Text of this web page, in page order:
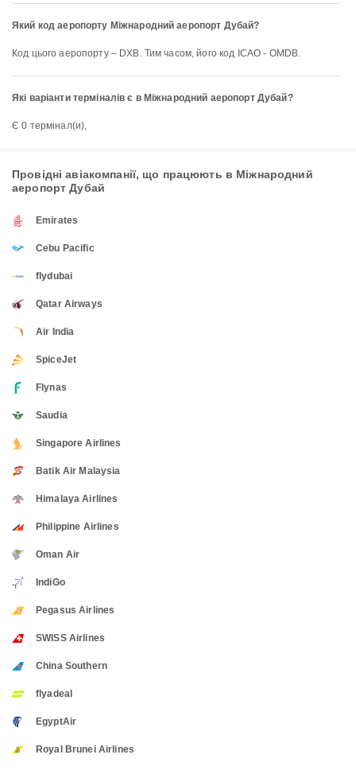
Який код аеропорту Міжнародний аеропорт Дубай?
Код цього аеропорту – DXB. Тим часом, його код ICAO - OMDB.
Які варіанти терміналів є в Міжнародний аеропорт Дубай?
Є 0 термінал(и),
Провідні авіакомпанії, що працюють в Міжнародний
аеропорт Дубай
Emirates
Cebu Pacific
flydubai
Qatar Airways
Air India
SpiceJet
Flynas
Saudia
Singapore Airlines
Batik Air Malaysia
Himalaya Airlines
Philippine Airlines
Oman Air
IndiGo
Pegasus Airlines
SWISS Airlines
China Southern
flyadeal
EgyptAir
Royal Brunei Airlines